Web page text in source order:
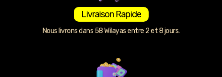
Livraison Rapide
Nous livrons dans 58 Wilayas entre 2 et 8 jours.